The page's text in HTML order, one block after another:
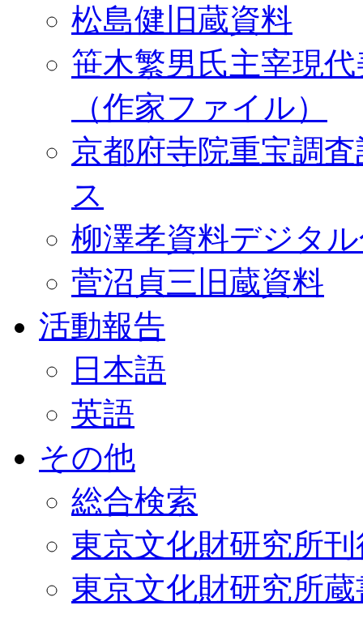
松島健旧蔵資料
笹木繁男氏主宰現
（作家ファイル）
京都府寺院重宝調
ス
柳澤孝資料デジタ
菅沼貞三旧蔵資料
活動報告
日本語
英語
その他
総合検索
東京文化財研究所
東京文化財研究所